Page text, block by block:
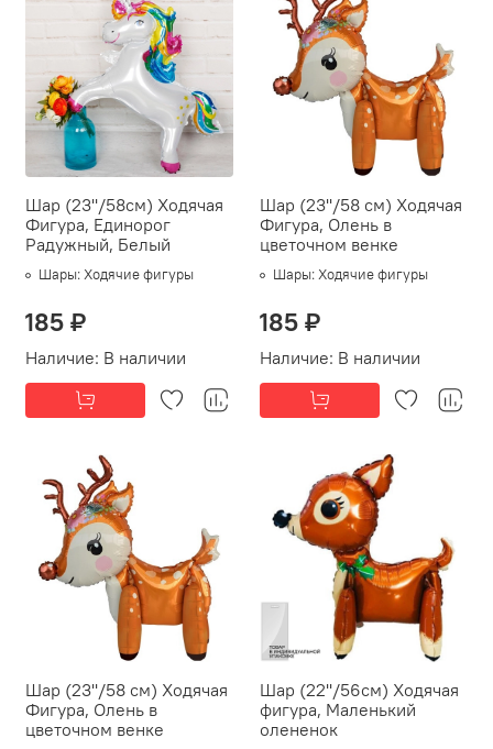
Шар (23''/58см) Ходячая
Фигура, Единорог
Радужный, Белый
Шары: Ходячие фигуры
Наличие: В наличии
185 ₽
Шар (23''/58 см) Ходячая
Фигура, Олень в
цветочном венке
Шары: Ходячие фигуры
Наличие: В наличии
185 ₽
Шар (23''/58 см) Ходячая
Фигура, Олень в
цветочном венке
Шар (22''/56см) Ходячая
фигура, Маленький
олененок